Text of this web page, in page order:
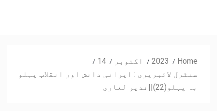
Home
2023 اکتوبر
14
سنٹرل لائبریری : ایرانی دانش اور انقلاب پہلو
بہ پہلو(22)||نذیر لغاری